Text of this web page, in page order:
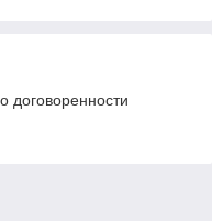
договоренности